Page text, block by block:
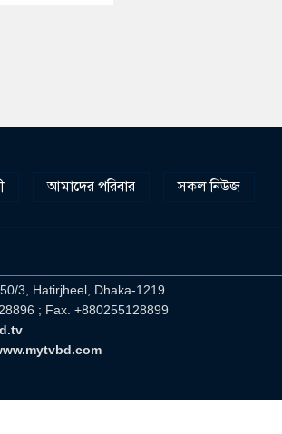
আমাদের পরিবার সকল নিউজ
3, Hatirjheel, Dhaka-1219
; Fax. +880255128899